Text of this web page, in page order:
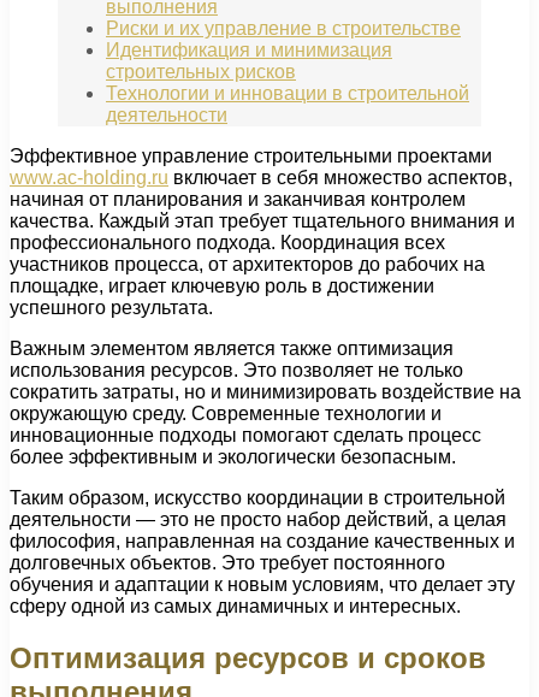
выполнения
Риски и их управление в строительстве
Идентификация и минимизация
строительных рисков
Технологии и инновации в строительной
деятельности
Эффективное управление строительными проектами
www.ac-holding.ru включает в себя множество аспектов,
начиная от планирования и заканчивая контролем
качества. Каждый этап требует тщательного внимания и
профессионального подхода. Координация всех
участников процесса, от архитекторов до рабочих на
площадке, играет ключевую роль в достижении
успешного результата.
Важным элементом является также оптимизация
использования ресурсов. Это позволяет не только
сократить затраты, но и минимизировать воздействие на
окружающую среду. Современные технологии и
инновационные подходы помогают сделать процесс
более эффективным и экологически безопасным.
Таким образом, искусство координации в строительной
деятельности — это не просто набор действий, а целая
философия, направленная на создание качественных и
долговечных объектов. Это требует постоянного
обучения и адаптации к новым условиям, что делает эту
сферу одной из самых динамичных и интересных.
Оптимизация ресурсов и сроков